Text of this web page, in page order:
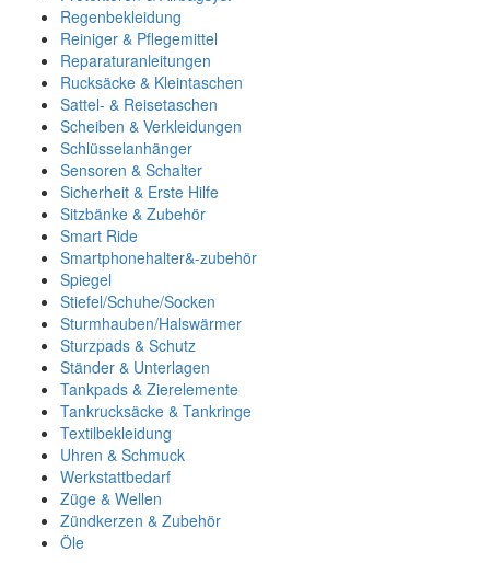
Regenbekleidung
Reiniger & Pflegemittel
Reparaturanleitungen
Rucksäcke & Kleintaschen
Sattel- & Reisetaschen
Scheiben & Verkleidungen
Schlüsselanhänger
Sensoren & Schalter
Sicherheit & Erste Hilfe
Sitzbänke & Zubehör
Smart Ride
Smartphonehalter&-zubehör
Spiegel
Stiefel/Schuhe/Socken
Sturmhauben/Halswärmer
Sturzpads & Schutz
Ständer & Unterlagen
Tankpads & Zierelemente
Tankrucksäcke & Tankringe
Textilbekleidung
Uhren & Schmuck
Werkstattbedarf
Züge & Wellen
Zündkerzen & Zubehör
Öle